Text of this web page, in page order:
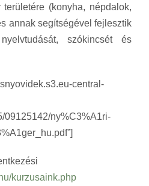
(konyha, népdalok,
annak segítségével fejlesztik
szókincsét és
central-
09125142/ny%C3%A1ri-
kurzusaink.php